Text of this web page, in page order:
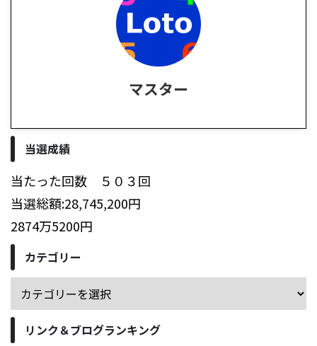
マスター
当選成績
当たった回数 ５０３回
当選総額:28,745,200円
2874万5200円
カテゴリー
リンク＆ブログランキング